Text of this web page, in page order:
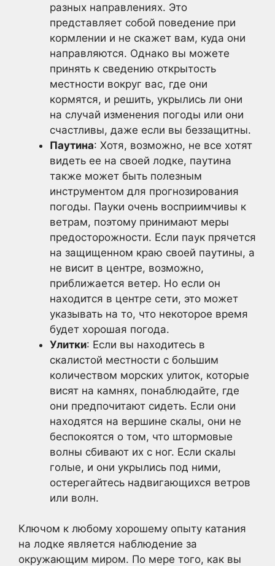
разных направлениях. Это
представляет собой поведение при
кормлении и не скажет вам, куда они
направляются. Однако вы можете
принять к сведению открытость
местности вокруг вас, где они
кормятся, и решить, укрылись ли они
на случай изменения погоды или они
счастливы, даже если вы беззащитны.
Паутина: Хотя, возможно, не все хотят
видеть ее на своей лодке, паутина
также может быть полезным
инструментом для прогнозирования
погоды. Пауки очень восприимчивы к
ветрам, поэтому принимают меры
предосторожности. Если паук прячется
на защищенном краю своей паутины, а
не висит в центре, возможно,
приближается ветер. Но если он
находится в центре сети, это может
указывать на то, что некоторое время
будет хорошая погода.
Улитки: Если вы находитесь в
скалистой местности с большим
количеством морских улиток, которые
висят на камнях, понаблюдайте, где
они предпочитают сидеть. Если они
находятся на вершине скалы, они не
беспокоятся о том, что штормовые
волны сбивают их с ног. Если скалы
голые, и они укрылись под ними,
остерегайтесь надвигающихся ветров
или волн.
Ключом к любому хорошему опыту катания
на лодке является наблюдение за
окружающим миром. По мере того, как вы